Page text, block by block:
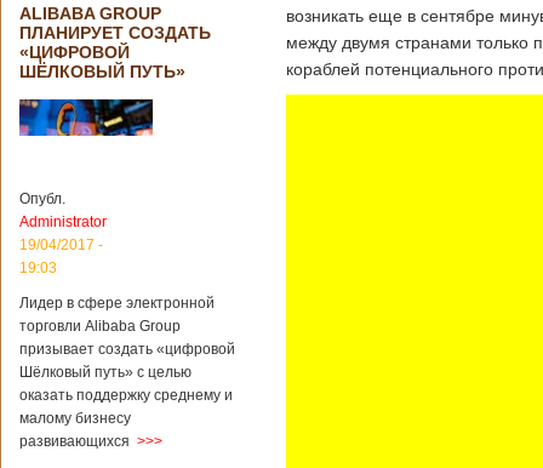
ALIBABA GROUP
ПЛАНИРУЕТ СОЗДАТЬ
«ЦИФРОВОЙ
ШЁЛКОВЫЙ ПУТЬ»
Опубл.
Administrator
19/04/2017 -
19:03
Лидер в сфере электронной
торговли Alibaba Group
призывает создать «цифровой
Шёлковый путь» с целью
оказать поддержку среднему и
малому бизнесу
развивающихся >>>
возникать еще в сентябре
между двумя странами только
кораблей потенциального